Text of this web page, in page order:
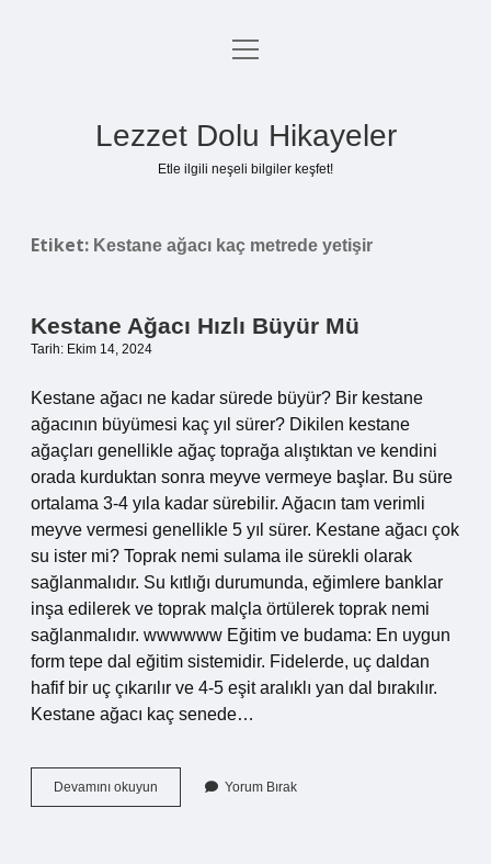
Anasayfa
menüyü
Lezzet Dolu Hikayeler
Etle ilgili neşeli bilgiler keşfet!
Etiket: Kestane ağacı kaç metrede yetişir
Kestane Ağacı Hızlı Büyür Mü
Tarih: Ekim 14, 2024
Kestane ağacı ne kadar sürede büyür? Bir kestane
ağacının büyümesi kaç yıl sürer? Dikilen kestane
ağaçları genellikle ağaç toprağa alıştıktan ve kendini
orada kurduktan sonra meyve vermeye başlar. Bu süre
ortalama 3-4 yıla kadar sürebilir. Ağacın tam verimli
meyve vermesi genellikle 5 yıl sürer. Kestane ağacı çok
su ister mi? Toprak nemi sulama ile sürekli olarak
sağlanmalıdır. Su kıtlığı durumunda, eğimlere banklar
inşa edilerek ve toprak malçla örtülerek toprak nemi
sağlanmalıdır. wwwwww Eğitim ve budama: En uygun
form tepe dal eğitim sistemidir. Fidelerde, uç daldan
hafif bir uç çıkarılır ve 4-5 eşit aralıklı yan dal bırakılır.
Kestane ağacı kaç senede…
Devamını okuyun Kestane
Ağacı
Yorum Bırak